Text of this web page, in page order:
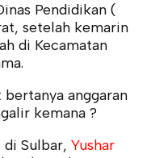
Pendidikan (
setelah kemarin
di Kecamatan
anggaran
kemana ?
Sulbar, Yushar